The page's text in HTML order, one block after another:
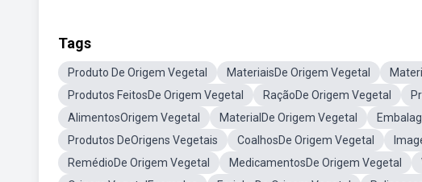
Tags
Produto De Origem Vegetal MateriaisDe Origem Vegetal
Produtos FeitosDe Origem Vegetal
RaçãoDe Origem Vegetal
AlimentosOrigem Vegetal
MaterialDe Origem Vegetal
Produtos DeOrigens Vegetais
CoalhosDe Origem Vegetal
RemédioDe Origem Vegetal
MedicamentosDe Origem Vegetal